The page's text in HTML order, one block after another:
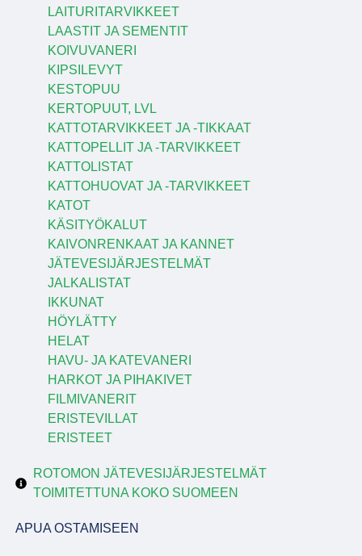
LAITURITARVIKKEET
LAASTIT JA SEMENTIT
KOIVUVANERI
KIPSILEVYT
KESTOPUU
KERTOPUUT, LVL
KATTOTARVIKKEET JA -TIKKAAT
KATTOPELLIT JA -TARVIKKEET
KATTOLISTAT
KATTOHUOVAT JA -TARVIKKEET
KATOT
KÄSITYÖKALUT
KAIVONRENKAAT JA KANNET
JÄTEVESIJÄRJESTELMÄT
JALKALISTAT
IKKUNAT
HÖYLÄTTY
HELAT
HAVU- JA KATEVANERI
HARKOT JA PIHAKIVET
FILMIVANERIT
ERISTEVILLAT
ERISTEET
ROTOMON JÄTEVESIJÄRJESTELMÄT
TOIMITETTUNA KOKO SUOMEEN
APUA OSTAMISEEN